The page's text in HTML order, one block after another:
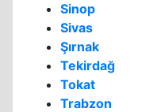
Sinop
Sivas
Şırnak
Tekirdağ
Tokat
Trabzon